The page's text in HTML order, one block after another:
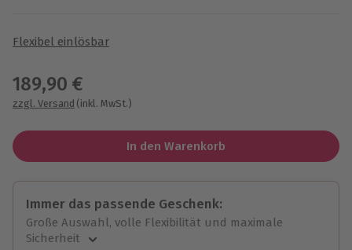
Flexibel einlösbar
189,90 €
zzgl. Versand (inkl. MwSt.)
In den Warenkorb
Immer das passende Geschenk:
Große Auswahl, volle Flexibilität und maximale
Sicherheit